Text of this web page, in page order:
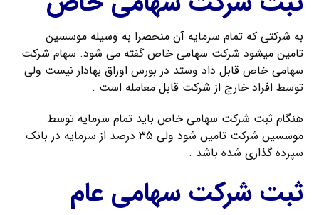
به شرکتی که تمام سرمایه آن منحصرا به وسیله موسسین
تامین میشود شرکت سهامی خاص گفته می شود. سهام شرکت
سهامی خاص قابل داد وستد در بورس اوراق بهادار نیست ولی
توسط افراد خارج از شرکت قابل معامله است .
هنگام ثبت شرکت سهامی خاص باید تمام سرمایه توسط
موسسین شرکت تامین شود ولی ۳۵ درصد از سرمایه در بانک
سپرده گذاری شده باشد .
ثبت شرکت سهامی عام